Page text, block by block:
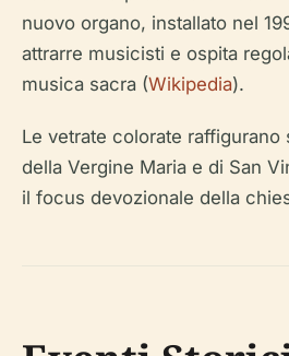
nuovo organo, installato nel
attrarre musicisti e ospita
musica sacra (Wikipedia).
Le vetrate colorate raffigurano
della Vergine Maria e di San
il focus devozionale della